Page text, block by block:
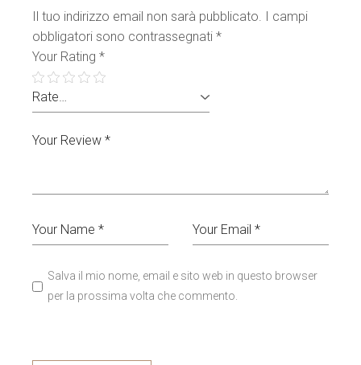
Il tuo indirizzo email non sarà pubblicato. I campi
obbligatori sono contrassegnati*
Your Rating*
Salva il mio nome, email e sito web in questo browser
per la prossima volta che commento.